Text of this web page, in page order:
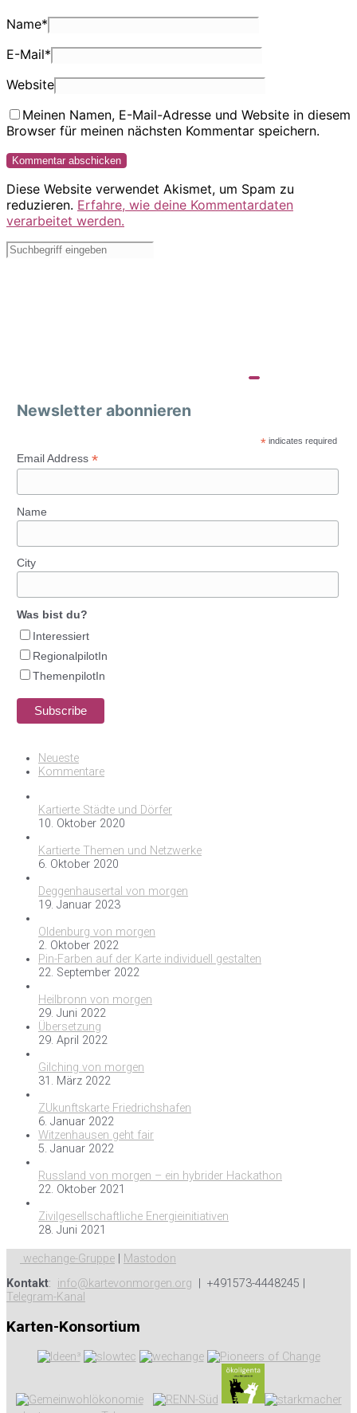
Name*
E-Mail*
Website
Meinen Namen, E-Mail-Adresse und Website in diesem
Browser für meinen nächsten Kommentar speichern.
Diese Website verwendet Akismet, um Spam zu
reduzieren. Erfahre, wie deine Kommentardaten
verarbeitet werden.
Newsletter abonnieren
* indicates required
Email Address *
Name
City
Was bist du?
Interessiert
RegionalpilotIn
ThemenpilotIn
Neueste
Kommentare
Kartierte Städte und Dörfer
10. Oktober 2020
Kartierte Themen und Netzwerke
6. Oktober 2020
Deggenhausertal von morgen
19. Januar 2023
Oldenburg von morgen
2. Oktober 2022
Pin-Farben auf der Karte individuell gestalten
22. September 2022
Heilbronn von morgen
29. Juni 2022
Übersetzung
29. April 2022
Gilching von morgen
31. März 2022
ZUkunftskarte Friedrichshafen
6. Januar 2022
Witzenhausen geht fair
5. Januar 2022
Russland von morgen – ein hybrider Hackathon
22. Oktober 2021
Zivilgesellschaftliche Energieinitiativen
28. Juni 2021
wechange-Gruppe
Mastodon
Kontakt: info@kartevonmorgen.org | +491573-4448245 |
Telegram-Kanal
Karten-Konsortium